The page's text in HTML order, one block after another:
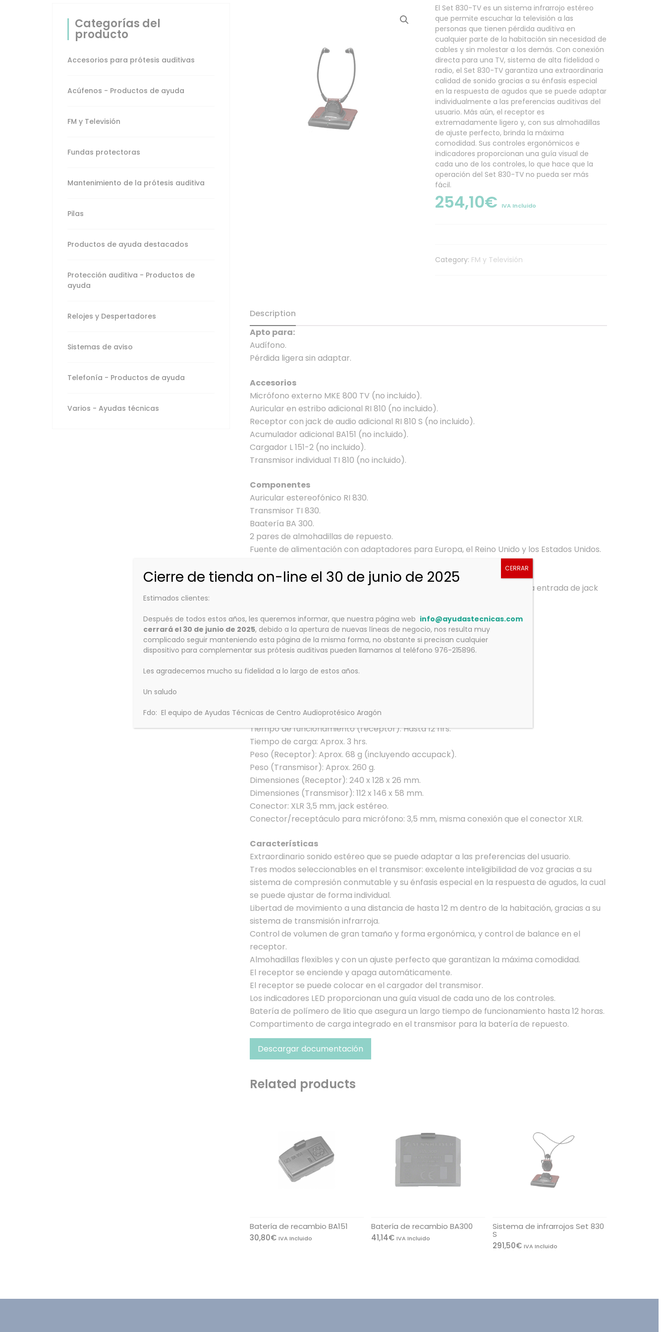
Pilas
Productos de ayuda
destacados
Protección auditiva -
Relojes y
El Set 830-TV es un sistema infrarrojo estéreo
que permite escuchar la televisión a las
personas que tienen pérdida auditiva en
cualquier parte de la habitación sin necesidad de
cables y sin molestar a los demás. Con conexión
directa para una TV, sistema de alta fidelidad o
radio, el Set 830-TV garantiza una extraordinaria
calidad de sonido gracias a su énfasis especial
en la respuesta de agudos que se puede adaptar
individualmente a las preferencias auditivas del
usuario. Más aún, el receptor es
extremadamente ligero y, con sus almohadillas
de ajuste perfecto, brinda la máxima
comodidad. Sus controles ergonómicos e
indicadores proporcionan una guía visual de
cada uno de los controles, lo que hace que la
operación del Set 830-TV no pueda ser más
fácil.
254,10€ IVA Incluido
Category: FM y Televisión
Description
Apto para:
Audífono.
Pérdida ligera sin adaptar.
Accesorios
Micrófono externo MKE 800 TV (no incluido).
Auricular en estribo adicional RI 810 (no incluido).
Receptor con jack de audio adicional RI 810 S (no incluido).
Acumulador adicional BA151 (no incluido).
Cargador L 151-2 (no incluido).
Transmisor individual TI 810 (no incluido).
Componentes
Auricular estereofónico RI 830.
Transmisor TI 830.
Baatería BA 300.
2 pares de almohadillas de repuesto.
Fuente de alimentación con adaptadores para Europa, el Reino Unido y los Estados Unidos.
Adaptador SCART para TV.
Cable de conexión con dos jacks estéreo de 3.5 mm y un adaptador para entrada de jack
Datos técnicos
Modulación FM stereo.
Frecuencias portadoras: 2.3/2.8 MHz.
Respuesta de frecuencia: 50 – 16000 Hz.
Relación señal ruido: 75 dB(A).
Tiempo de funcionamiento (receptor): Hasta 12 hrs.
Tiempo de carga: Aprox. 3 hrs.
Peso (Receptor): Aprox. 68 g (incluyendo accupack).
Peso (Transmisor): Aprox. 260 g.
Dimensiones (Receptor): 240 x 128 x 26 mm.
Dimensiones (Transmisor): 112 x 146 x 58 mm.
Conector: XLR 3,5 mm, jack estéreo.
Conector/receptáculo para micrófono: 3,5 mm, misma conexión que el conector XLR.
Características
Extraordinario sonido estéreo que se puede adaptar a las preferencias del usuario.
Tres modos seleccionables en el transmisor: excelente inteligibilidad de voz gracias a su
sistema de compresión conmutable y su énfasis especial en la respuesta de agudos, la cual
se puede ajustar de forma individual.
Libertad de movimiento a una distancia de hasta 12 m dentro de la habitación, gracias a su
sistema de transmisión infrarroja.
Control de volumen de gran tamaño y forma ergonómica, y control de balance en el
receptor.
Almohadillas flexibles y con un ajuste perfecto que garantizan la máxima comodidad.
El receptor se enciende y apaga automáticamente.
El receptor se puede colocar en el cargador del transmisor.
Los indicadores LED proporcionan una guía visual de cada uno de los controles.
Batería de polímero de litio que asegura un largo tiempo de funcionamiento hasta 12 horas.
Compartimento de carga integrado en el transmisor para la batería de repuesto.
Descargar documentación
Related products
Batería de recambio BA151
30,80€ IVA Incluido
Batería de recambio BA300
41,14€ IVA Incluido
Sistema de infrarrojos Set 830
S
291,50€ IVA Incluido
Categorías del
producto
Accesorios para prótesis auditivas
Acúfenos - Productos de ayuda
FM y Televisión
Fundas protectoras
Mantenimiento de la prótesis auditiva
Pilas
Productos de ayuda destacados
Protección auditiva - Productos de
ayuda
Relojes y Despertadores
Sistemas de aviso
Telefonía - Productos de ayuda
Varios - Ayudas técnicas
Cierre de tienda on-line el 30 de junio de 2025
Estimados clientes:
Después de todos estos años, les queremos informar, que nuestra página web info@ayudastecnicas.com
cerrará el 30 de junio de 2025, debido a la apertura de nuevas líneas de negocio, nos resulta muy
complicado seguir manteniendo esta página de la misma forma, no obstante si precisan cualquier
dispositivo para complementar sus prótesis auditivas pueden llamarnos al teléfono 976-215896.
Les agradecemos mucho su fidelidad a lo largo de estos años.
Un saludo
Fdo: El equipo de Ayudas Técnicas de Centro Audioprotésico Aragón
CERRAR